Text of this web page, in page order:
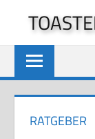
springen
RATGEBER